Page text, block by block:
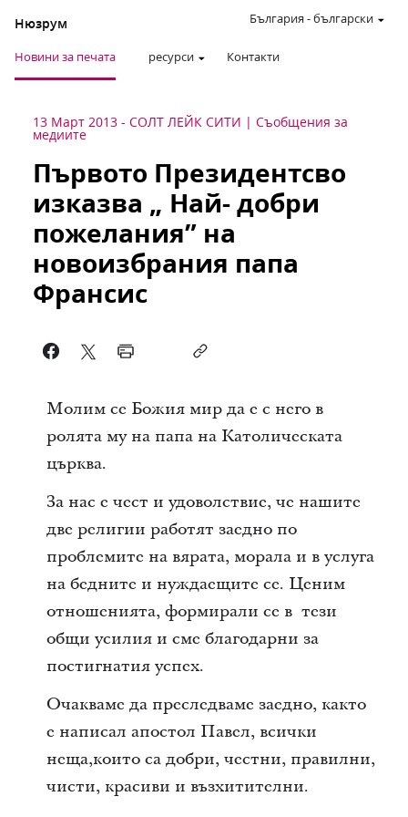
Нюзрум
Новини за печата ресурси Контакти
България -български
13 Март 2013 - СОЛТ ЛЕЙК СИТИ Съобщения за
медиите
Първото Президентсво
изказва „ Най- добри
пожелания” на
новоизбрания папа
Франсис
Молим се Божия мир да е с него в
ролята му на папа на Католическата
църква.
За нас е чест и удоволствие, че нашите
две религии работят заедно по
проблемите на вярата, морала и в услуга
на бедните и нуждаещите се. Ценим
отношенията, формирали се в тези
общи усилия и сме благодарни за
постигнатия успех.
Очакваме да преследваме заедно, както
е написал апостол Павел, всички
неща,които са добри, честни, правилни,
чисти, красиви и възхитителни.